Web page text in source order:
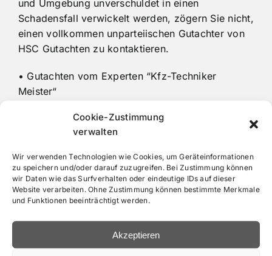
Cookie-Zustimmung
verwalten
Wir verwenden Technologien wie Cookies, um Geräteinformationen
zu speichern und/oder darauf zuzugreifen. Bei Zustimmung können
wir Daten wie das Surfverhalten oder eindeutige IDs auf dieser
Website verarbeiten. Ohne Zustimmung können bestimmte Merkmale
und Funktionen beeinträchtigt werden.
Akzeptieren
und Umgebung unverschuldet in einen
Schadensfall verwickelt werden, zögern Sie nicht,
einen vollkommen unparteiischen Gutachter von
HSC Gutachten zu kontaktieren.
• Gutachten vom Experten “Kfz-Techniker
Meister“
• In ganz Hamburg und Umgebung
• Freier und unabhängiger Kfz Gutachter